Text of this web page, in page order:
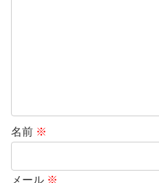
名前 ※
メール ※